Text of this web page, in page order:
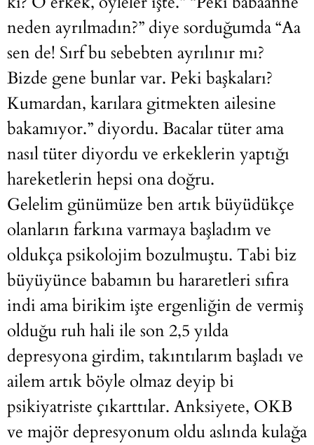
neden ayrılmadın?” diye sorduğumda “Aa
sen de! Sırf bu sebebten ayrılınır mı?
Bizde gene bunlar var. Peki başkaları?
Kumardan, karılara gitmekten ailesine
bakamıyor.” diyordu. Bacalar tüter ama
nasıl tüter diyordu ve erkeklerin yaptığı
hareketlerin hepsi ona doğru.
Gelelim günümüze ben artık büyüdükçe
olanların farkına varmaya başladım ve
oldukça psikolojim bozulmuştu. Tabi biz
büyüyünce babamın bu hararetleri sıfıra
indi ama birikim işte ergenliğin de vermiş
olduğu ruh hali ile son 2,5 yılda
depresyona girdim, takıntılarım başladı ve
ailem artık böyle olmaz deyip bi
psikiyatriste çıkarttılar. Anksiyete, OKB
ve majör depresyonum oldu aslında kulağa